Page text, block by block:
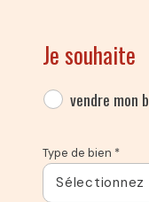
Je souhaite
vendre mon
Type de bien *